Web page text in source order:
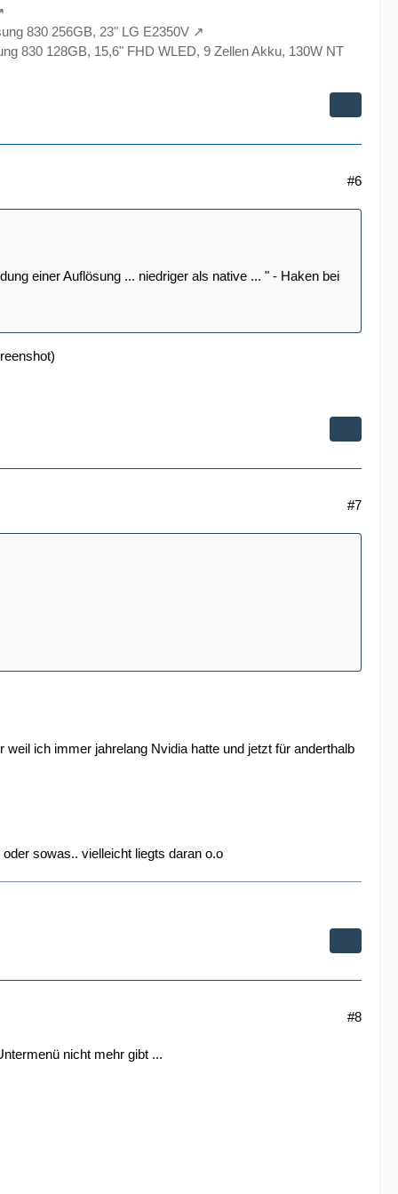
830 256GB, 23" LG E2350V
830 128GB, 15,6" FHD WLED, 9 Zellen Akku, 130W NT
#6
einer Auflösung ... niedriger als native ... " - Haken bei
#7
ich immer jahrelang Nvidia hatte und jetzt für anderthalb
sowas.. vielleicht liegts daran o.o
#8
nicht mehr gibt ...